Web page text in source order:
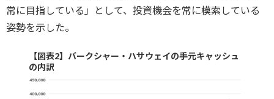
常に目指している」として、投資機会を常に模索している
姿勢を示した。
【図表2】バークシャー・ハサウェイの手元キャッシュ
の内訳